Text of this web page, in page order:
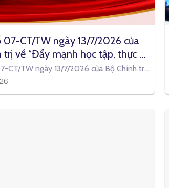
07-CT/TW ngày 13/7/2026 của
trị về “Đẩy mạnh học tập, thực
đạo đức, phương pháp,
Hồ Chí Minh trong giai đoạn
mới”
CT/TW ngày 13/7/2026 của Bộ Chính trị
học tập,